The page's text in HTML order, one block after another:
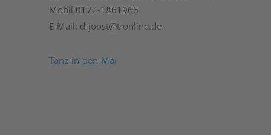
Mobil 0172-1861966
E-Mail: d-joost@t-online.de
Tanz-in-den-Mai